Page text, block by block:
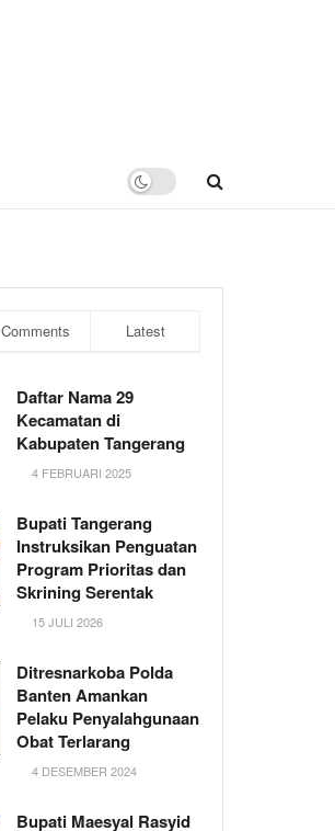
Comments Latest
Daftar Nama 29
Kecamatan di
Kabupaten Tangerang
4 FEBRUARI 2025
Bupati Tangerang
Instruksikan Penguatan
Program Prioritas dan
Skrining Serentak
15 JULI 2026
Ditresnarkoba Polda
Banten Amankan
Pelaku Penyalahgunaan
Obat Terlarang
4 DESEMBER 2024
Bupati Maesyal Rasyid